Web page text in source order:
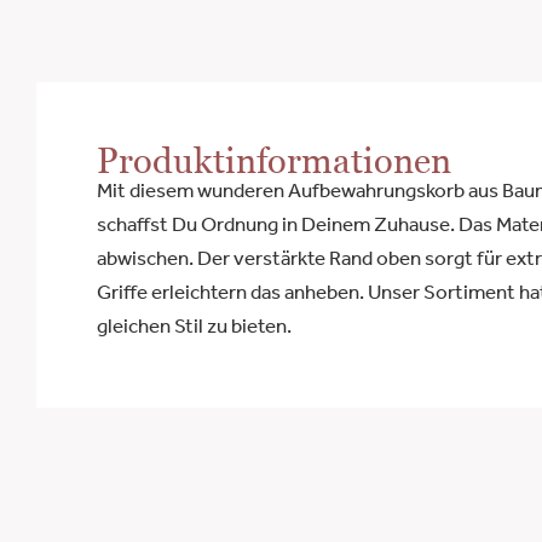
Produktinformationen
Mit diesem wunderen Aufbewahrungskorb aus
schaffst Du Ordnung in Deinem Zuhause. Das
abwischen. Der verstärkte Rand oben sorgt für
Griffe erleichtern das anheben. Unser Sortiment
gleichen Stil zu bieten.